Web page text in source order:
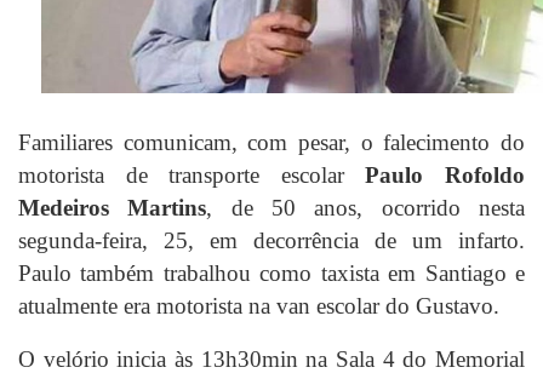
Familiares comunicam, com pesar, o falecimento do
motorista de transporte escolarPaulo Rofoldo
Medeiros Martins, de 50 anos, ocorrido nesta
segunda-feira, 25, em decorrência de um infarto.
Paulo também trabalhou como taxista em Santiago e
atualmente era motorista na van escolar do Gustavo.
O velório inicia às 13h30min na Sala 4 do Memorial